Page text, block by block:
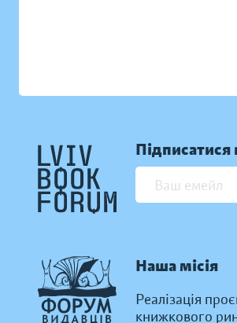
Підписатися
Наша місія
Реалізація
книжкового